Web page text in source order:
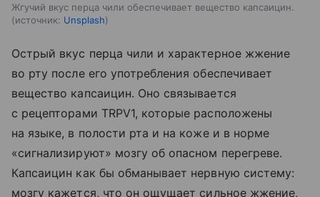
Жгучий вкус перца чили обеспечивает вещество капсаицин.
источник: Unsplash
Острый вкус перца чили и характерное жжение
во рту после его употребления обеспечивает
вещество капсаицин. Оно связывается
с рецепторами TRPV1, которые расположены
на языке, в полости рта и на коже и в норме
«сигнализируют» мозгу об опасном перегреве.
Капсаицин как бы обманывает нервную систему:
мозгу кажется, что он ощущает сильное жжение,